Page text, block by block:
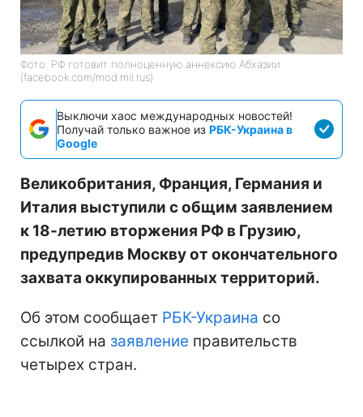
Фото: РФ готовит полноценную аннексию Абхазии
(facebook.com/mod.mil.rus)
Выключи хаос международных новостей!
Получай только важное из РБК-Украина в
Google
Великобритания, Франция, Германия и
Италия выступили с общим заявлением
к 18-летию вторжения РФ в Грузию,
предупредив Москву от окончательного
захвата оккупированных территорий.
Об этом сообщает РБК-Украина со
ссылкой на заявление правительств
четырех стран.